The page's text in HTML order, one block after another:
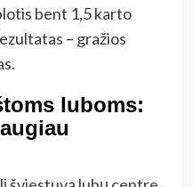
bent 1,5 karto
– gražios
luboms: